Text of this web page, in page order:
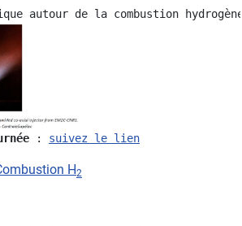
autour de la combustion
: suivez le lien
H2